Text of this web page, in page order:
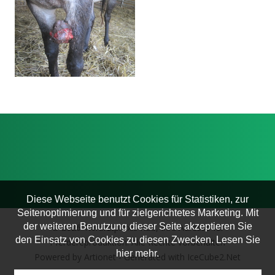
Fortpflanzung
Praktische Information
Katzen
Hunde
© 2026 Tierarztpraxis KLC, Ihre Adresse für
Pferdereproduktion. Alle Rechte vorbehalten
Powered by Artionet-Generated with IceCube2.Net
Diese Webseite benutzt Cookies für Statistiken, zur
Seitenoptimierung und für zielgerichtetes Marketing. Mit
der weiteren Benutzung dieser Seite akzeptieren Sie
den Einsatz von Cookies zu diesen Zwecken. Lesen Sie
hier mehr.